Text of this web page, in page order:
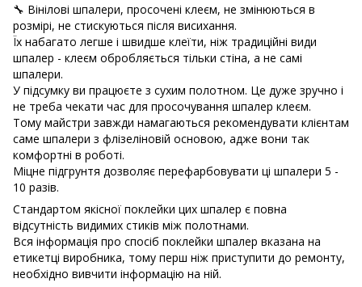
🔧 Вінілові шпалери, просочені клеєм, не змінюються в
розмірі, не стискуються після висихання.
Їх набагато легше і швидше клеїти, ніж традиційні види
шпалер - клеєм обробляється тільки стіна, а не самі
шпалери.
У підсумку ви працюєте з сухим полотном. Це дуже зручно і
не треба чекати час для просочування шпалер клеєм.
Тому майстри завжди намагаються рекомендувати клієнтам
саме шпалери з флізеліновій основою, адже вони так
комфортні в роботі.
Міцне підгрунтя дозволяє перефарбовувати ці шпалери 5 -
10 разів.
Стандартом якісної поклейки цих шпалер є повна
відсутність видимих ​​стиків між полотнами.
Вся інформація про спосіб поклейки шпалер вказана на
етикетці виробника, тому перш ніж приступити до ремонту,
необхідно вивчити інформацію на ній.